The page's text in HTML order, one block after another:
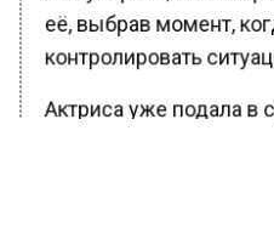
её, выбрав момент,
контролировать
Актриса уже подала в